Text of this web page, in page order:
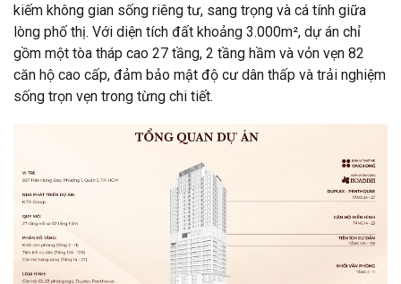
kiếm không gian sống riêng tư, sang trọng và cá tính giữa
lòng phố thị. Với diện tích đất khoảng 3.000m², dự án chỉ
gồm một tòa tháp cao 27 tầng, 2 tầng hầm và vỏn vẹn 82
căn hộ cao cấp, đảm bảo mật độ cư dân thấp và trải nghiệm
sống trọn vẹn trong từng chi tiết.